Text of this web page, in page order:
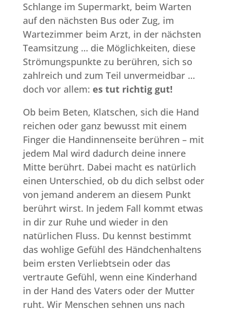
Schlange im Supermarkt, beim Warten
auf den nächsten Bus oder Zug, im
Wartezimmer beim Arzt, in der nächsten
Teamsitzung … die Möglichkeiten, diese
Strömungspunkte zu berühren, sich so
zahlreich und zum Teil unvermeidbar …
doch vor allem: es tut richtig gut!
Ob beim Beten, Klatschen, sich die Hand
reichen oder ganz bewusst mit einem
Finger die Handinnenseite berühren – mit
jedem Mal wird dadurch deine innere
Mitte berührt. Dabei macht es natürlich
einen Unterschied, ob du dich selbst oder
von jemand anderem an diesem Punkt
berührt wirst. In jedem Fall kommt etwas
in dir zur Ruhe und wieder in den
natürlichen Fluss. Du kennst bestimmt
das wohlige Gefühl des Händchenhaltens
beim ersten Verliebtsein oder das
vertraute Gefühl, wenn eine Kinderhand
in der Hand des Vaters oder der Mutter
ruht. Wir Menschen sehnen uns nach